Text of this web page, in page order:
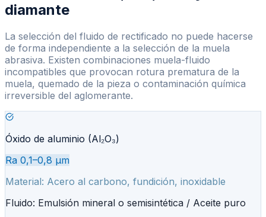
diamante
La selección del fluido de rectificado no puede hacerse
de forma independiente a la selección de la muela
abrasiva. Existen combinaciones muela-fluido
incompatibles que provocan rotura prematura de la
muela, quemado de la pieza o contaminación química
irreversible del aglomerante.
Óxido de aluminio (Al₂O₃)
Ra 0,1–0,8 µm
Material: Acero al carbono, fundición, inoxidable
Fluido: Emulsión mineral o semisintética / Aceite puro